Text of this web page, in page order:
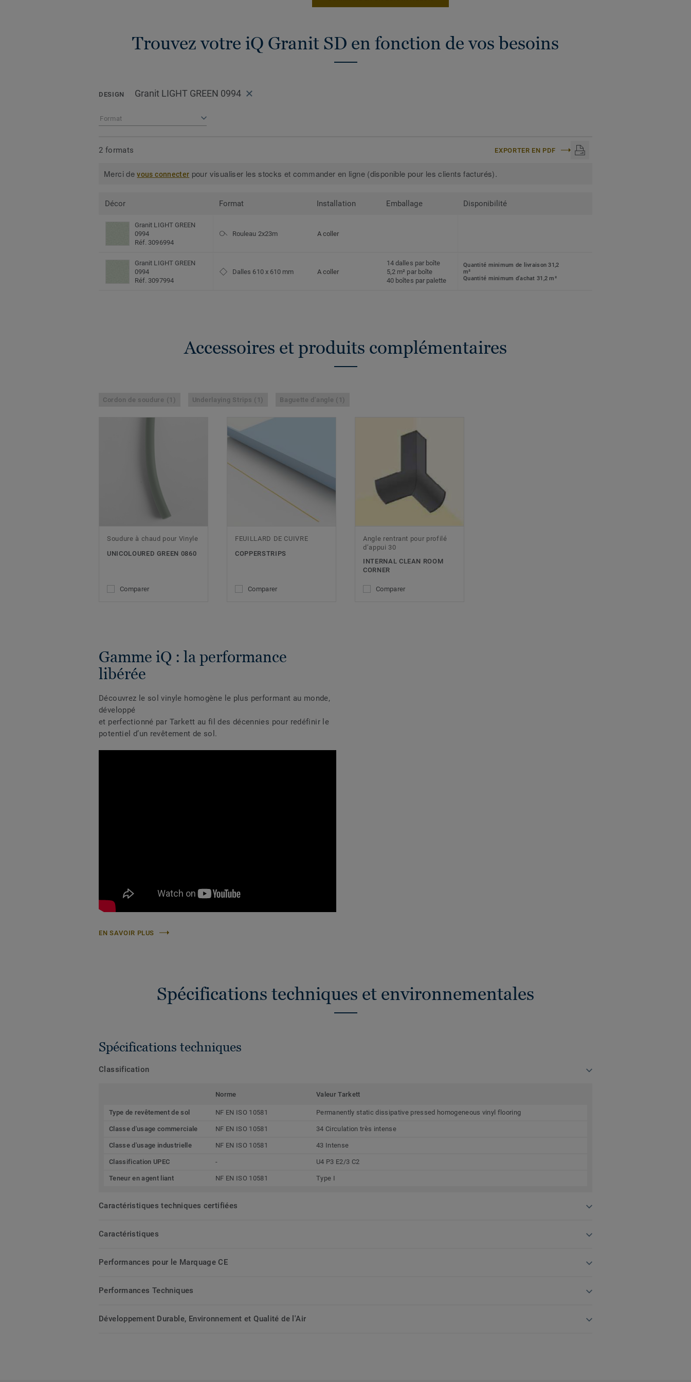
Trouvez votre iQ Granit SD en fonction de vos besoins
DESIGN Granit LIGHT GREEN 0994
Format
2 formats EXPORTER EN PDF
Merci devous connecter pour visualiser les stocks et commander en ligne (disponible pour les clients facturés).
Décor Format Installation Emballage Disponibilité
Granit LIGHT GREEN
0994
Réf. 3096994
Rouleau 2x23m A coller
Granit LIGHT GREEN
0994
Réf. 3097994
Dalles 610 x 610 mm A coller
14 dalles par boîte
5,2 m² par boîte
40 boîtes par palette
Quantité minimum de livraison 31,2
m²
Quantité minimum d'achat 31,2 m²
Accessoires et produits complémentaires
Cordon de soudure (1) Underlaying Strips (1) Baguette d'angle (1)
Soudure à chaud pour Vinyle
UNICOLOURED GREEN 0860
Comparer
FEUILLARD DE CUIVRE
COPPERSTRIPS
Comparer
Angle rentrant pour profilé
d’appui 30
INTERNAL CLEAN ROOM
CORNER
Comparer
Gamme iQ : la performance
libérée
Découvrez le sol vinyle homogène le plus performant au monde,
développé
et perfectionné par Tarkett au fil des décennies pour redéfinir le
potentiel d’un revêtement de sol.
EN SAVOIR PLUS
Spécifications techniques et environnementales
Spécifications techniques
Classification
Norme Valeur Tarkett
Type de revêtement de sol NF EN ISO 10581 Permanently static dissipative pressed homogeneous vinyl flooring
Classe d'usage commerciale NF EN ISO 10581 34 Circulation très intense
Classe d'usage industrielle NF EN ISO 10581 43 Intense
Classification UPEC - U4 P3 E2/3 C2
Teneur en agent liant NF EN ISO 10581 Type I
Caractéristiques techniques certifiées
Caractéristiques
Performances pour le Marquage CE
Performances Techniques
Développement Durable, Environnement et Qualité de l'Air